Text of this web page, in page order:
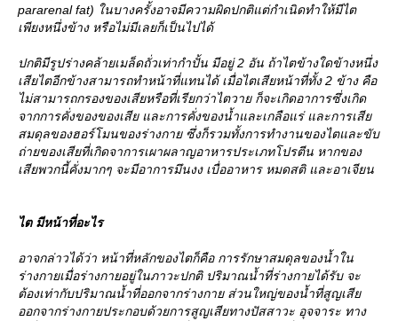
pararenal fat) ในบางครั้งอาจมีความผิดปกติแต่กำเนิดทำให้มีไต
เพียงหนึ่งข้าง หรือไม่มีเลยก็เป็นไปได้
ปกติมีรูปร่างคล้ายเมล็ดถั่วเท่ากำปั้น มีอยู่ 2 อัน ถ้าไตข้างใดข้างหนึ่ง
เสียไตอีกข้างสามารถทำหน้าที่แทนได้ เมื่อไตเสียหน้าที่ทั้ง 2 ข้าง คือ
ไม่สามารถกรองของเสียหรือที่เรียกว่าไตวาย ก็จะเกิดอาการซึ่งเกิด
จากการคั่งของของเสีย และการคั่งของน้ำและเกลือแร่ และการเสี
สมดุลของฮอร์โมนของร่างกาย ซึ่งก็รวมทั้งการทำงานของไตและขับ
ถ่ายของเสียที่เกิดจาการเผาผลาญอาหารประเภทโปรตีน หากของ
เสียพวกนี้คั่งมากๆ จะมีอาการมึนงง เบื่ออาหาร หมดสติ และอาเจียน
ไต มีหน้าที่อะไร
อาจกล่าวได้ว่า หน้าที่หลักของไตก็คือ การรักษาสมดุลของน้ำใน
ร่างกายเมื่อร่างกายอยู่ในภาวะปกติ ปริมาณน้ำที่ร่างกายได้รับ จะ
ต้องเท่ากับปริมาณน้ำที่ออกจากร่างกาย ส่วนใหญ่ของน้ำที่สูญเสี
ออกจากร่างกายประกอบด้วยการสูญเสียทางปัสสาวะ อุจจาระ ทาง